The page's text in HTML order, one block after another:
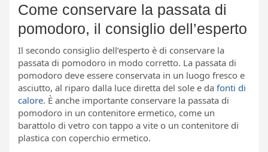
Come conservare la passata di
pomodoro, il consiglio dell’esperto
Il secondo consiglio dell’esperto è di conservare la
passata di pomodoro in modo corretto. La passata di
pomodoro deve essere conservata in un luogo fresco e
asciutto, al riparo dalla luce diretta del sole e da fonti di
calore. È anche importante conservare la passata di
pomodoro in un contenitore ermetico, come un
barattolo di vetro con tappo a vite o un contenitore di
plastica con coperchio ermetico.